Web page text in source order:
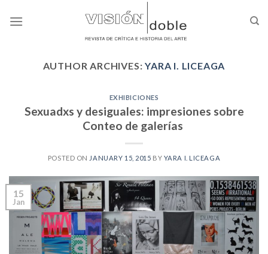
AUTHOR ARCHIVES:YARA I. LICEAGA
EXHIBICIONES
Sexuadxs y desiguales: impresiones sobre
Conteo de galerías
POSTED ON JANUARY 15, 2015 BY YARA I. LICEAGA
15
Jan